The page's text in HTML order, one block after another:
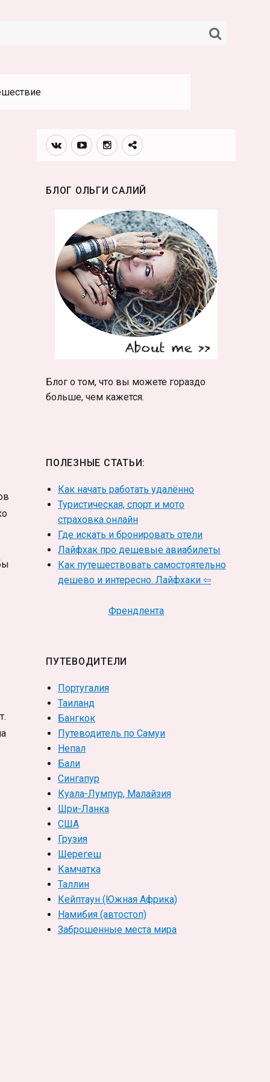
Вконтакте
YoutubeИнстаграмм
Телеграм
БЛОГ ОЛЬГИ САЛИЙ
Блог о том, что вы можете гораздо
больше, чем кажется.
ПОЛЕЗНЫЕ СТАТЬИ:
Как начать работать удалённо
Туристическая, спорт и мото
страховка онлайн
Где искать и бронировать отели
Лайфхак про дешевые авиабилеты
Как путешествовать самостоятельно
дешево и интересно. Лайфхаки ⇦
Френдлента
ПУТЕВОДИТЕЛИ
Португалия
Таиланд
Бангкок
Путеводитель по Самуи
Непал
Бали
Сингапур
Куала-Лумпур, Малайзия
Шри-Ланка
США
Грузия
Шерегеш
Камчатка
Таллин
Кейптаун (Южная Африка)
Намибия (автостоп)
Заброшенные места мира